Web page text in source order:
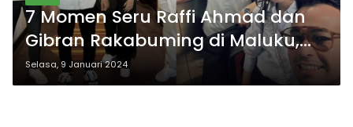
7 Momen Seru Raffi Ahmad dan
Gibran Rakabuming di Maluku,
Bermain Bola Hingga Salat
Berjamaah! Terlihat Heboh dan
Selasa, 9 Januari 2024